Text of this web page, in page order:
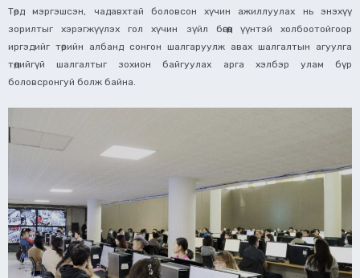
Төрд мэргэшсэн, чадавхтай боловсон хүчин ажиллуулах нь энэхүү
зорилтыг хэрэгжүүлэх гол хүчин зүйл бөгөөд үүнтэй холбоотойгоор
иргэдийг төрийн албанд сонгон шалгаруулж авах шалгалтын агуулга
төдийгүй шалгалтыг зохион байгуулах арга хэлбэр улам бүр
боловсронгуй болж байна.